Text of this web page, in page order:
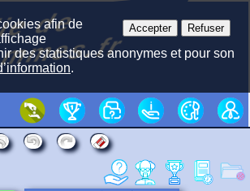
f Accepter Refuser
afin de
des statistiques anonymes et pour son
.